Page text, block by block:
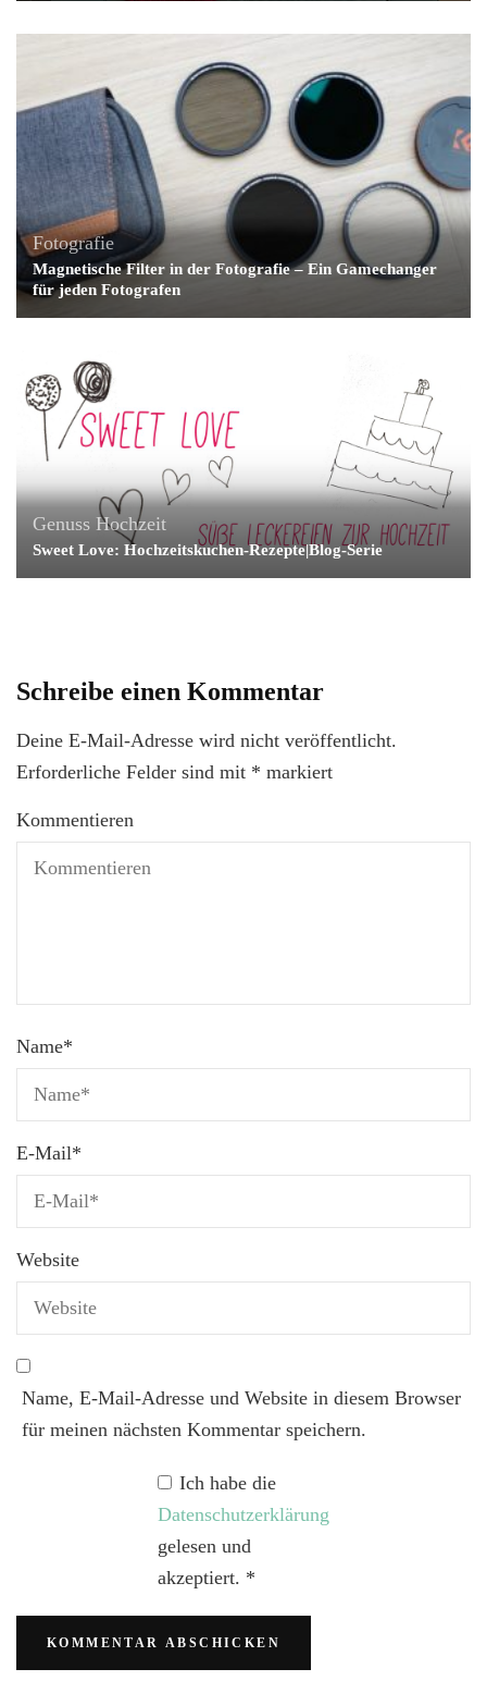
Fotografie
Magnetische Filter in der Fotografie – Ein Gamechanger
für jeden Fotografen
Genuss Hochzeit
Sweet Love: Hochzeitskuchen-Rezepte|Blog-Serie
Schreibe einen Kommentar
Deine E-Mail-Adresse wird nicht veröffentlicht.
Erforderliche Felder sind mit * markiert
Kommentieren
Name*
E-Mail*
Website
Name, E-Mail-Adresse und Website in diesem Browser
für meinen nächsten Kommentar speichern.
Ich habe die
Datenschutzerklärung
gelesen und
akzeptiert. *